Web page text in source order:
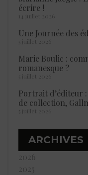
écrire !
14 juillet 2026
Une Journée des
5 juillet 2026
Marie Boulic :
romanesque ?
5 juillet 2026
Portrait d’éditeur
de collection,
5 juillet 2026
ARCHIVES
2026
2025